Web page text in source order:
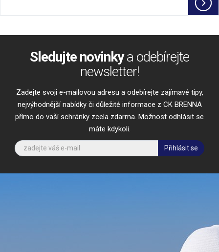
Sledujte novinkya odebírejte
newsletter!
Zadejte svoji e-mailovou adresu a odebírejte zajímavé tipy,
nejvýhodnější nabídky či důležité informace z CK BRENNA
přímo do vaší schránky zcela zdarma. Možnost odhlásit se
máte kdykoli.
Přihlásit se